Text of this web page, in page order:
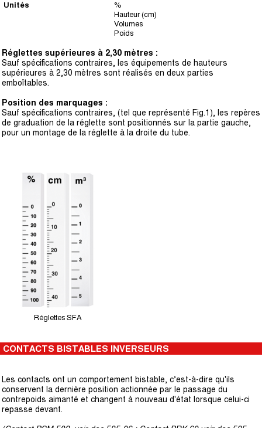
Unités
%
Hauteur (cm)
Volumes
Poids
Réglettes supérieures à 2,30 mètres :
Sauf spécifications contraires, les équipements de hauteurs
supérieures à 2,30 mètres sont réalisés en deux parties
emboîtables.
Position des marquages :
Sauf spécifications contraires, (tel que représenté Fig.1), les repères
de graduation de la réglette sont positionnés sur la partie gauche,
pour un montage de la réglette à la droite du tube.
Réglettes SFA
CONTACTS BISTABLES INVERSEURS
Les contacts ont un comportement bistable, cʼest-à-dire qu'ils
conservent la dernière position actionnée par le passage du
contrepoids aimanté et changent à nouveau d'état lorsque celui-ci
repasse devant.